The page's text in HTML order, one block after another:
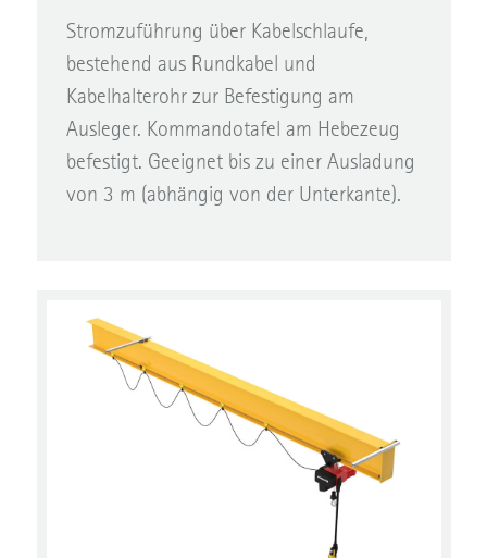
Stromzuführung über Kabelschlaufe,
bestehend aus Rundkabel und
Kabelhalterohr zur Befestigung am
Ausleger. Kommandotafel am Hebezeug
befestigt. Geeignet bis zu einer Ausladung
von 3 m (abhängig von der Unterkante).